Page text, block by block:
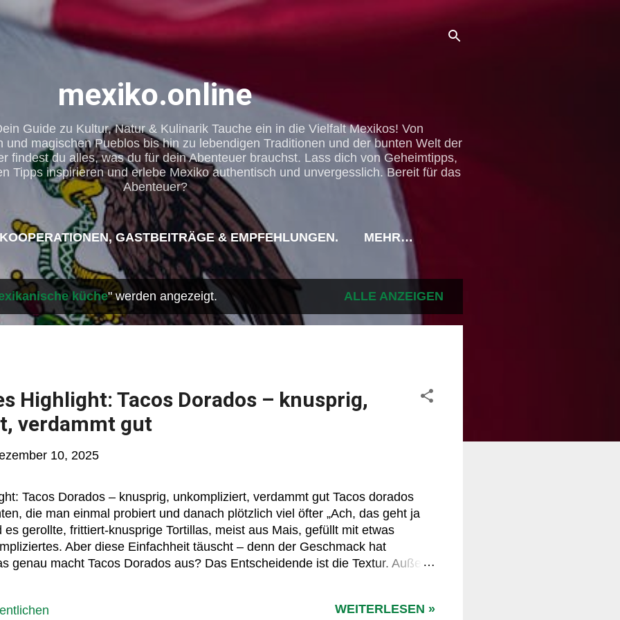
Direkt zum Hauptbereich
mexiko.online
Guide zu Kultur, Natur & Kulinarik Tauche ein in die Vielfalt Mexikos! Von
und magischen Pueblos bis hin zu lebendigen Traditionen und der bunten Welt der
findest du alles, was du für dein Abenteuer brauchst. Lass dich von Geheimtipps,
Tipps inspirieren und erlebe Mexiko authentisch und unvergesslich. Bereit für das
Abenteuer?
KOOPERATIONEN, GASTBEITRÄGE & EMPFEHLUNGEN. MEHR…
WERDEN AUCH SIE TEIL DES ERFOLGREICHEN TOURISTIK
PARTNERPROGRAMM VON ...
küche" werden angezeigt. ALLE ANZEIGEN
Highlight: Tacos Dorados – knusprig,
verdammt gut
10, 2025
Tacos Dorados – knusprig, unkompliziert, verdammt gut Tacos dorados
die man einmal probiert und danach plötzlich viel öfter „Ach, das geht ja
es gerollte, frittiert-knusprige Tortillas, meist aus Mais, gefüllt mit etwas
Aber diese Einfachheit täuscht – denn der Geschmack hat
genau macht Tacos Dorados aus? Das Entscheidende ist die Textur. Außen
(ja, wirklich!) oder Bohnen hinein. Klingt rustikal? Ist es auch. Aber genau
WEITERLESEN »